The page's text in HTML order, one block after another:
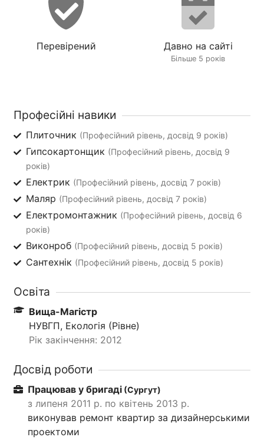
Перевірений Давно на сайті
Більше 5 років
Професійні навики
Плиточник (Професійний рівень, досвід 9 років)
Гипсокартонщик (Професійний рівень, досвід 9
років)
Електрик (Професійний рівень, досвід 7 років)
Маляр (Професійний рівень, досвід 7 років)
Електромонтажник (Професійний рівень, досвід 6
років)
Виконроб (Професійний рівень, досвід 5 років)
Сантехнік (Професійний рівень, досвід 5 років)
Освіта
Вища-Магістр
НУВГП, Екологія (Рівне)
Рік закінчення: 2012
Досвід роботи
Працював у бригаді (Сургут)
з липеня 2011 р. по квітень 2013 р.
виконував ремонт квартир за дизайнерськими
проектоми